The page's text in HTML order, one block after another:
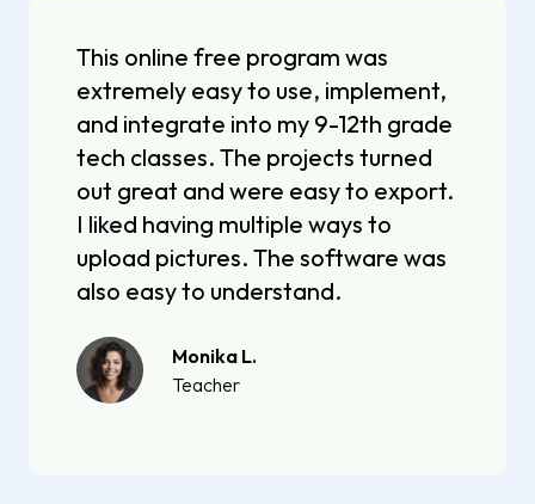
This online free program was
extremely easy to use, implement,
and integrate into my 9-12th grade
tech classes. The projects turned
out great and were easy to export.
I liked having multiple ways to
upload pictures. The software was
also easy to understand.
Monika L.
Teacher